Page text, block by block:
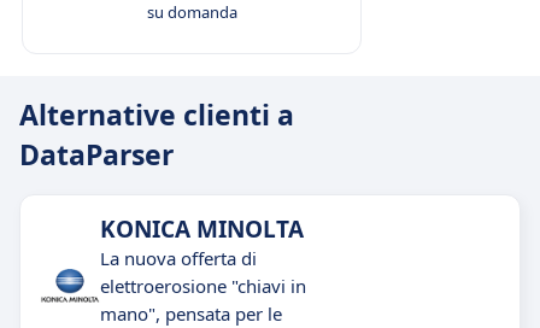
su domanda
Alternative clienti a
DataParser
KONICA MINOLTA
La nuova offerta di
elettroerosione "chiavi in
mano", pensata per le